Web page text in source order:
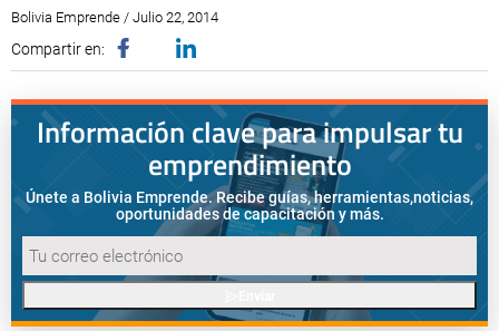
Bolivia Emprende / Julio 22, 2014
Compartir en:
Información clave para impulsar tu
emprendimiento
Únete a Bolivia Emprende. Recibe guías, herramientas,noticias,
oportunidades de capacitación y más.